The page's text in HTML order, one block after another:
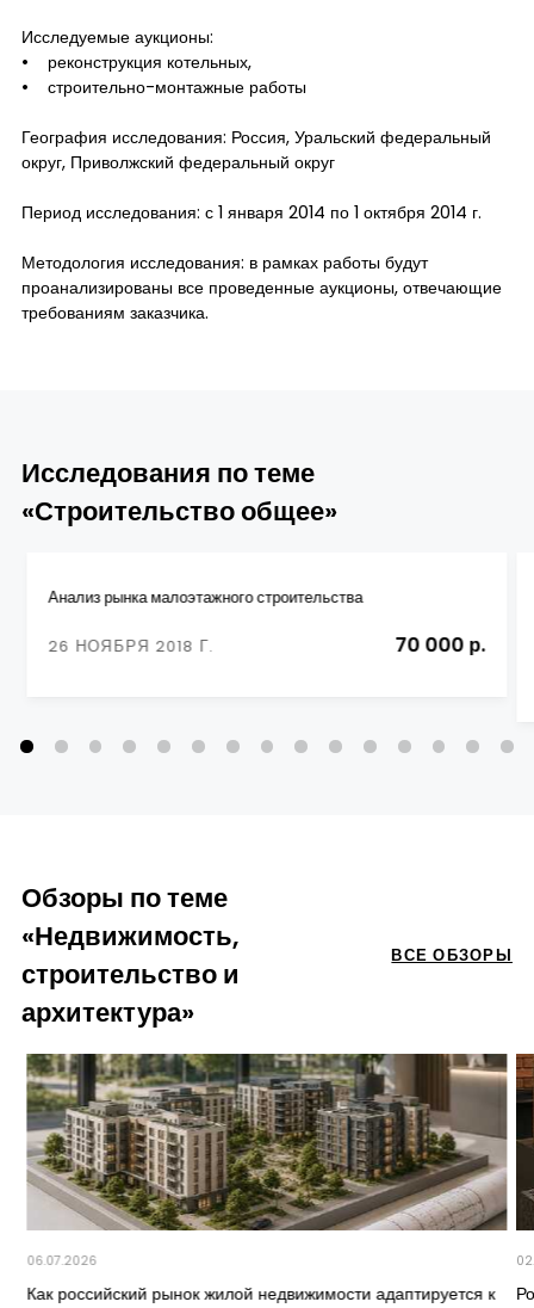
Исследуемые аукционы:
• реконструкция котельных,
• строительно-монтажные работы
География исследования: Россия, Уральский федеральный
округ, Приволжский федеральный округ
Период исследования: с 1 января 2014 по 1 октября 2014 г.
Методология исследования: в рамках работы будут
проанализированы все проведенные аукционы, отвечающие
требованиям заказчика.
Исследования по теме
«Строительство общее»
Анализ рынка малоэтажного строительства
26 НОЯБРЯ 2018 Г. 70 000 р.
Обзоры по теме
«Недвижимость,
строительство и
архитектура»
ВСЕ ОБЗОРЫ
06.07.2026
Как российский рынок жилой недвижимости адаптируется к